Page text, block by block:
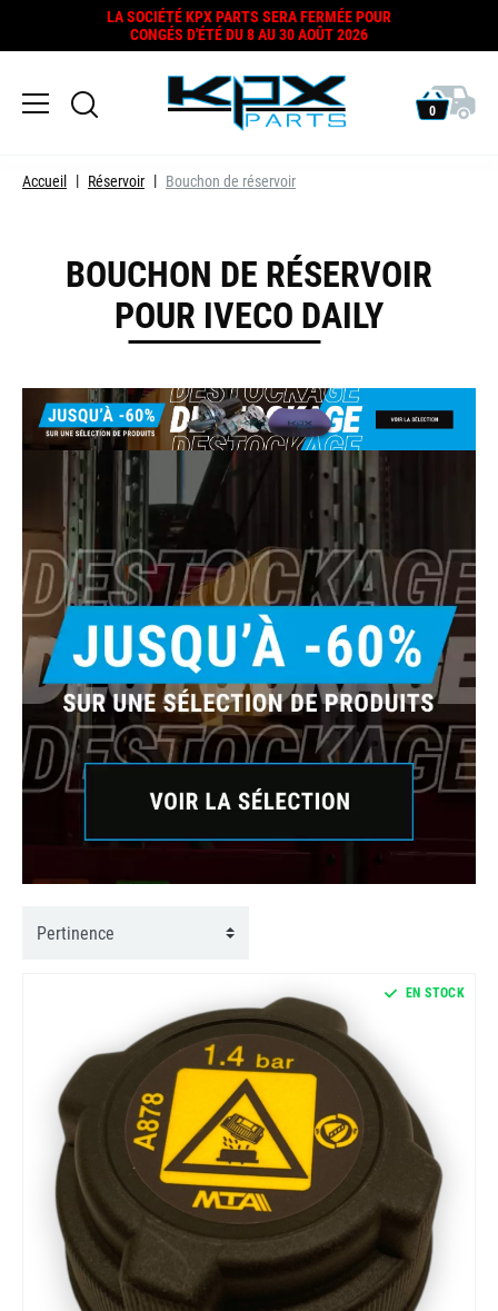
LA SOCIÉTÉ KPX PARTS SERA FERMÉE POUR
CONGÉS D'ÉTÉ DU 8 AU 30 AOÛT 2026
0
Accueil Réservoir Bouchon de réservoir
BOUCHON DE RÉSERVOIR
POUR IVECO DAILY
EN STOCK